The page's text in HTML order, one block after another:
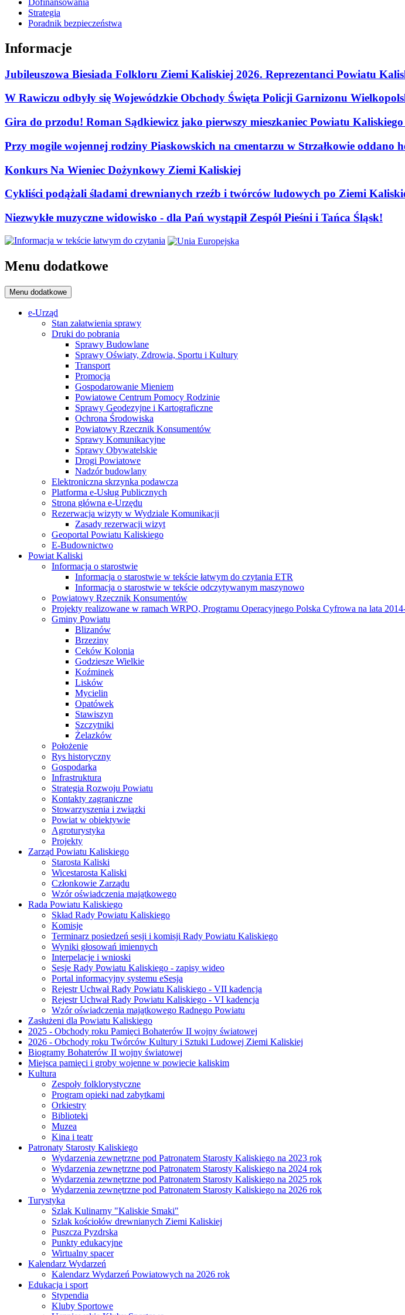
Dofinansowania
Strategia
Poradnik bezpieczeństwa
Informacje
Jubileuszowa Biesiada Folkloru Ziemi Kaliskiej 2026. Reprezentanci Powiatu
W Rawiczu odbyły się Wojewódzkie Obchody Święta Policji Garnizonu
Gira do przodu! Roman Sądkiewicz jako pierwszy mieszkaniec Powiatu
Przy mogile wojennej rodziny Piaskowskich na cmentarzu w Strzałkowie
Konkurs Na Wieniec Dożynkowy Ziemi Kaliskiej
Cykliści podążali śladami drewnianych rzeźb i twórców ludowych po Ziemi
Niezwykłe muzyczne widowisko - dla Pań wystąpił Zespół Pieśni i Tańca Śląsk!
Menu dodatkowe
Menu dodatkowe
e-Urząd
Stan załatwienia sprawy
Druki do pobrania
Sprawy Budowlane
Sprawy Oświaty, Zdrowia, Sportu i Kultury
Transport
Promocja
Gospodarowanie Mieniem
Powiatowe Centrum Pomocy Rodzinie
Sprawy Geodezyjne i Kartograficzne
Ochrona Środowiska
Powiatowy Rzecznik Konsumentów
Sprawy Komunikacyjne
Sprawy Obywatelskie
Drogi Powiatowe
Nadzór budowlany
Elektroniczna skrzynka podawcza
Platforma e-Usług Publicznych
Strona główna e-Urzędu
Rezerwacja wizyty w Wydziale Komunikacji
Zasady rezerwacji wizyt
Geoportal Powiatu Kaliskiego
E-Budownictwo
Powiat Kaliski
Informacja o starostwie
Informacja o starostwie w tekście łatwym do czytania ETR
Informacja o starostwie w tekście odczytywanym maszynowo
Powiatowy Rzecznik Konsumentów
Projekty realizowane w ramach WRPO, Programu Operacyjnego Polska Cyfrowa na lata
Gminy Powiatu
Blizanów
Brzeziny
Ceków Kolonia
Godziesze Wielkie
Koźminek
Lisków
Mycielin
Opatówek
Stawiszyn
Szczytniki
Żelazków
Położenie
Rys historyczny
Gospodarka
Infrastruktura
Strategia Rozwoju Powiatu
Kontakty zagraniczne
Stowarzyszenia i związki
Powiat w obiektywie
Agroturystyka
Projekty
Zarząd Powiatu Kaliskiego
Starosta Kaliski
Wicestarosta Kaliski
Członkowie Zarządu
Wzór oświadczenia majątkowego
Rada Powiatu Kaliskiego
Skład Rady Powiatu Kaliskiego
Komisje
Terminarz posiedzeń sesji i komisji Rady Powiatu Kaliskiego
Wyniki głosowań imiennych
Interpelacje i wnioski
Sesje Rady Powiatu Kaliskiego - zapisy wideo
Portal informacyjny systemu eSesja
Rejestr Uchwał Rady Powiatu Kaliskiego - VII kadencja
Rejestr Uchwał Rady Powiatu Kaliskiego - VI kadencja
Wzór oświadczenia majątkowego Radnego Powiatu
Zasłużeni dla Powiatu Kaliskiego
2025 - Obchody roku Pamięci Bohaterów II wojny światowej
2026 - Obchody roku Twórców Kultury i Sztuki Ludowej Ziemi Kaliskiej
Biogramy Bohaterów II wojny światowej
Miejsca pamięci i groby wojenne w powiecie kaliskim
Kultura
Zespoły folklorystyczne
Program opieki nad zabytkami
Orkiestry
Biblioteki
Muzea
Kina i teatr
Patronaty Starosty Kaliskiego
Wydarzenia zewnętrzne pod Patronatem Starosty Kaliskiego na 2023 rok
Wydarzenia zewnętrzne pod Patronatem Starosty Kaliskiego na 2024 rok
Wydarzenia zewnętrzne pod Patronatem Starosty Kaliskiego na 2025 rok
Wydarzenia zewnętrzne pod Patronatem Starosty Kaliskiego na 2026 rok
Turystyka
Szlak Kulinarny "Kaliskie Smaki"
Szlak kościołów drewnianych Ziemi Kaliskiej
Puszcza Pyzdrska
Punkty edukacyjne
Wirtualny spacer
Kalendarz Wydarzeń
Kalendarz Wydarzeń Powiatowych na 2026 rok
Edukacja i sport
Stypendia
Kluby Sportowe